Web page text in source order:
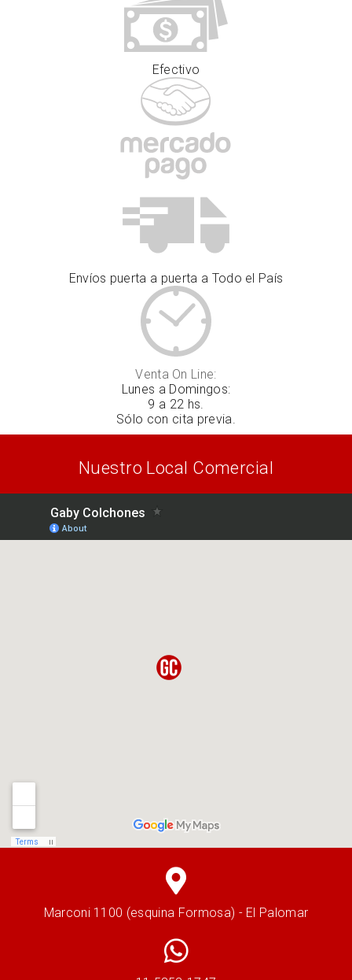
Efectivo
Envíos puerta a puerta a Todo el País
Venta On Line:
Lunes a Domingos:
9 a 22 hs.
Sólo con cita previa.
Nuestro Local Comercial
Marconi 1100 (esquina Formosa) - El Palomar